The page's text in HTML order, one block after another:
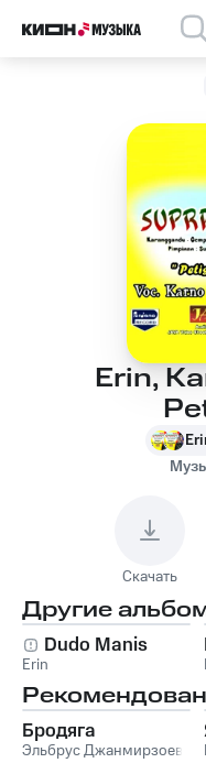
Erin,
Скачать
Другие
Dudo Manis
Erin
Бродяга
Эльбрус Джанмирзоев